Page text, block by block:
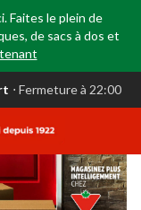
Faites le plein de
de sacs à dos et
⋅ Fermeture à 22:00